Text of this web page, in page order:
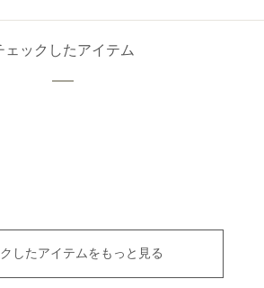
ェックしたアイテム
したアイテムをもっと見る